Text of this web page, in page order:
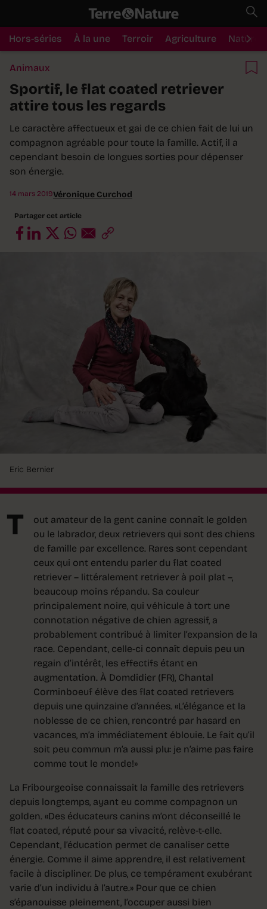
Hors-séries À la une Terroir Agriculture Nature
Animaux
Sportif, le flat coated retriever
attire tous les regards
Le caractère affectueux et gai de ce chien fait de lui un
compagnon agréable pour toute la famille. Actif, il a
cependant besoin de longues sorties pour dépenser
son énergie.
14 mars 2019Véronique Curchod
Partager cet article
Eric Bernier
T
out amateur de la gent canine connaît le golden
ou le labrador, deux retrievers qui sont des chiens
de famille par excellence. Rares sont cependant
ceux qui ont entendu parler du flat coated
retriever – littéralement retriever à poil plat –,
beaucoup moins répandu. Sa couleur
principalement noire, qui véhicule à tort une
connotation négative de chien agressif, a
probablement contribué à limiter l’expansion de la
race. Cependant, celle-ci connaît depuis peu un
regain d’intérêt, les effectifs étant en
augmentation. À Domdidier (FR), Chantal
Corminboeuf élève des flat coated retrievers
depuis une quinzaine d’années. «L’élégance et la
noblesse de ce chien, rencontré par hasard en
vacances, m’a immédiatement éblouie. Le fait qu’il
soit peu commun m’a aussi plu: je n’aime pas faire
comme tout le monde!»
La Fribourgeoise connaissait la famille des retrievers
depuis longtemps, ayant eu comme compagnon un
golden. «Des éducateurs canins m’ont déconseillé le
flat coated, réputé pour sa vivacité, relève-t-elle.
Cependant, l’éducation permet de canaliser cette
énergie. Comme il aime apprendre, il est relativement
facile à discipliner. De plus, ce tempérament exubérant
varie d’un individu à l’autre.» Pour que ce chien
s’épanouisse pleinement, l’occuper aussi bien